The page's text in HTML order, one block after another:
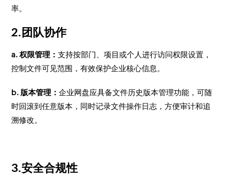
率。
2.团队协作
a. 权限管理：支持按部门、项目或个人进行访问权限设置，
控制文件可见范围，有效保护企业核心信息。
b. 版本管理：企业网盘应具备文件历史版本管理功能，可随
时回滚到任意版本，同时记录文件操作日志，方便审计和追
溯修改。
3.安全合规性